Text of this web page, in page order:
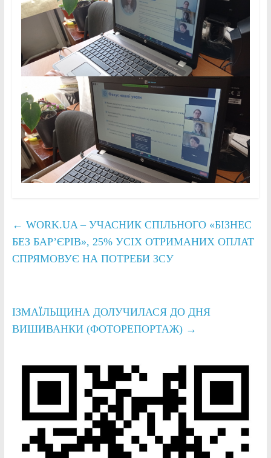
← WORK.UA – УЧАСНИК СПІЛЬНОГО «БІЗНЕС
БЕЗ БАР’ЄРІВ», 25% УСІХ ОТРИМАНИХ ОПЛАТ
СПРЯМОВУЄ НА ПОТРЕБИ ЗСУ
ІЗМАЇЛЬЩИНА ДОЛУЧИЛАСЯ ДО ДНЯ
ВИШИВАНКИ (ФОТОРЕПОРТАЖ) →